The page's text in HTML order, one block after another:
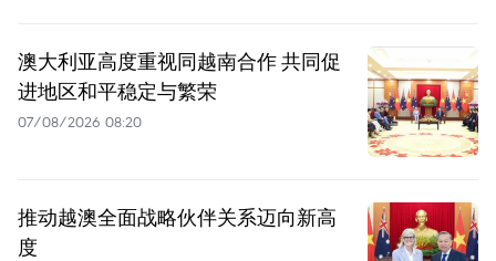
澳大利亚高度重视同越南合作 共同促
进地区和平稳定与繁荣
07/08/2026 08:20
推动越澳全面战略伙伴关系迈向新高
度